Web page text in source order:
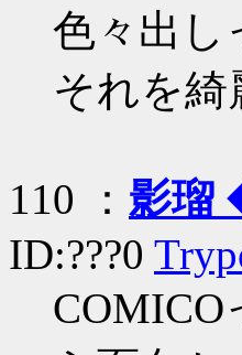
色々出し
それを
110 ： 影瑠
ID:???0